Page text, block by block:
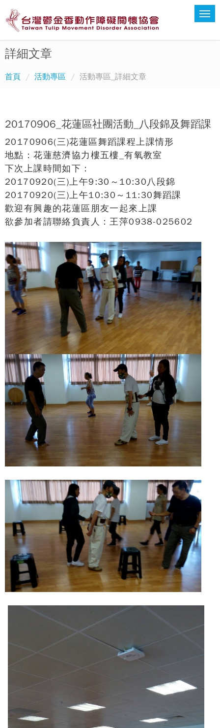
詳細文章
首頁 活動專區 活動專區_詳細文章
20170906_花蓮區社團活動_八段錦及舞蹈課
20170906(三)花蓮區舞蹈課程上課情形
地點：花蓮慈濟協力樓五樓_有氧教室
下次上課時間如下：
20170920(三)上午9:30～10:30八段錦
20170920(三)上午10:30～11:30舞蹈課
歡迎有興趣的花蓮區朋友一起來上課
欲參加者請聯絡負責人：王萍0938-025602